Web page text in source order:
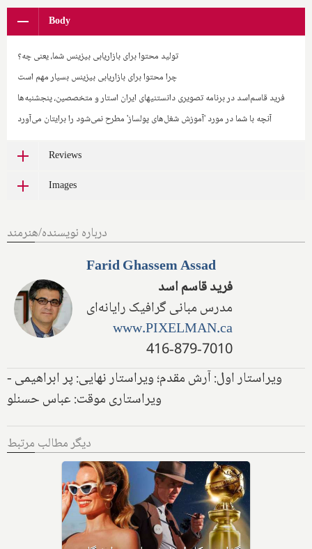
Body
تولید محتوا برای بازاریابی بیزینس شما، یعنی چه؟
چرا محتوا برای بازاریابی بیزینس بسیار مهم است
فرید قاسم‌اسد در برنامه تصویری دانستنیهای ایران استار و متخصصین، پنجشنبه‌ها
آنچه با شما در مورد 'آموزش شغل‌های پولساز' مطرح نمی‌شود را برایتان می‌آورد
Reviews
Images
درباره نویسنده/هنرمند
Farid Ghassem Assad
فرید قاسم اسد
مدرس مبانی گرافیک رایانه‌ای
www.PIXELMAN.ca
416-879-7010
ویراستار اول: آرش مقدم؛ ویراستار نهایی: پر ابراهیمی -
ویراستاری موقت: عباس حسنلو
دیگر مطالب مرتبط